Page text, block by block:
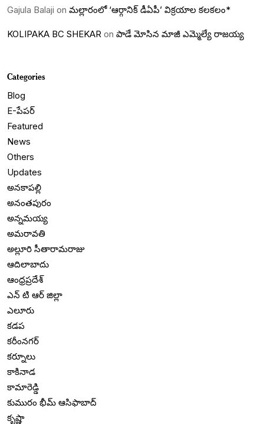
Gajula Balaji on మల్లారంలో ‘ఆర్గానిక్ డీఏపీ’ విక్రయాల కలకలం*
KOLIPAKA BC SHEKAR on పాడే మోసిన మాజీ ఎమ్మెల్యే రాజయ్య
Categories
Blog
E-పేపర్
Featured
News
Others
Updates
అనకాపల్లి
అనంతపురం
అన్నమయ్య
అమరావతి
అల్లూరి సీతారామరాజు
ఆదిలాబాదు
ఆంధ్రప్రదేశ్
ఎన్ టి ఆర్ జిల్లా
ఎలూరు
కడప
కరీంనగర్
కర్నూలు
కాకినాడ
కామారెడ్డి
కుమురం భీమ్ ఆసిఫాబాద్
కృష్ణా